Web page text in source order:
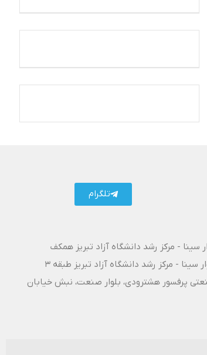
اینستاگرام کارتال
تلگرام
سینا - مرکز رشد دانشگاه آزاد تبریز همکف
- مرکز رشد دانشگاه آزاد تبریز طبقه 3
شهرک صنعتی پرفسور هشترودی، بلوار صنعت، نبش خیابان